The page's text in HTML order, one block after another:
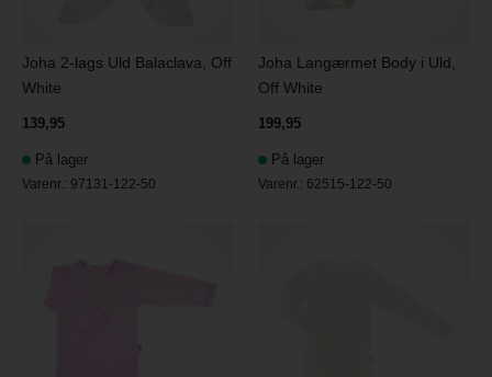
Joha 2-lags Uld Balaclava, Off
White
139,95
På lager
Varenr.: 97131-122-50
Joha Langærmet Body i Uld,
Off White
199,95
På lager
Varenr.: 62515-122-50